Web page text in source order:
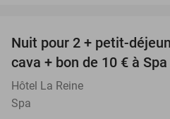
Nuit pour 2 + petit-
cava + bon de 10 € à Spa
Hôtel La Reine
Spa